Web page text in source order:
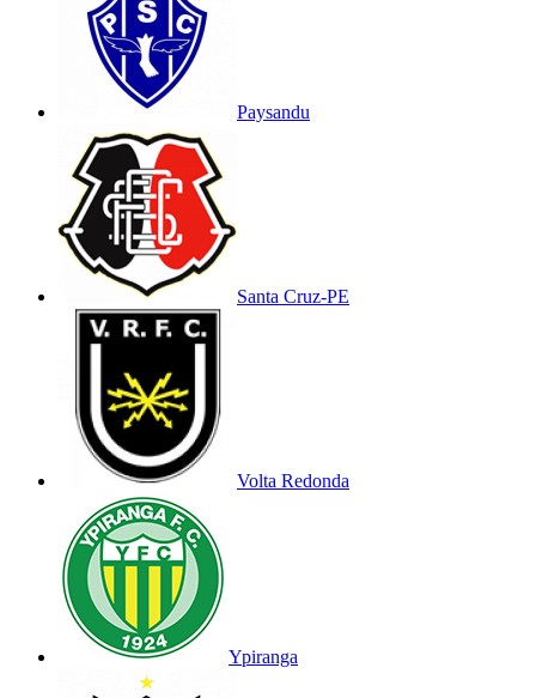
Paysandu
Santa Cruz-PE
Volta Redonda
Ypiranga